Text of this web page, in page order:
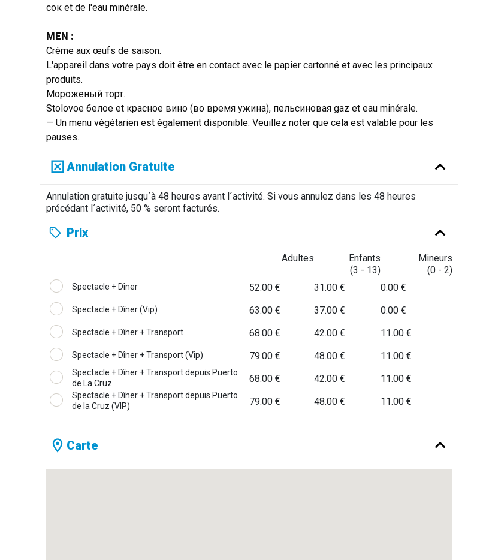
сок et de l'eau minérale.
MEN :
Crème aux œufs de saison.
L'appareil dans votre pays doit être en contact avec le papier cartonné et avec les principaux
produits.
Мороженый торт.
Stolovoe белое et красное вино (во время ужина), пельсиновая gaz et eau minérale.
— Un menu végétarien est également disponible. Veuillez noter que cela est valable pour les
pauses.
Annulation Gratuite
Annulation gratuite jusqu´à 48 heures avant l´activité. Si vous annulez dans les 48 heures
précédant l´activité, 50 % seront facturés.
Prix
Adultes
Enfants
(3 - 13)
Mineurs
(0 - 2)
Spectacle + Dîner 52.00 € 31.00 € 0.00 €
Spectacle + Dîner (Vip) 63.00 € 37.00 € 0.00 €
Spectacle + Dîner + Transport 68.00 € 42.00 € 11.00 €
Spectacle + Dîner + Transport (Vip) 79.00 € 48.00 € 11.00 €
Spectacle + Dîner + Transport depuis Puerto
de La Cruz
68.00 € 42.00 € 11.00 €
Spectacle + Dîner + Transport depuis Puerto
de la Cruz (VIP)
79.00 € 48.00 € 11.00 €
Carte